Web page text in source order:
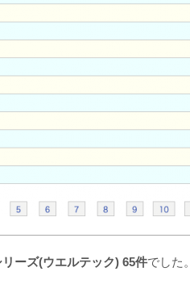
ーズ(ウエルテック) 65件でした。